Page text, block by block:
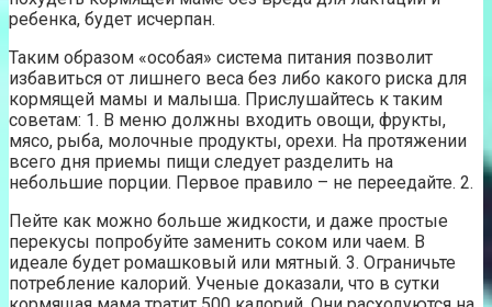
ребенка, будет исчерпан.
Таким образом «особая» система питания позволит
избавиться от лишнего веса без либо какого риска для
кормящей мамы и малыша. Прислушайтесь к таким
советам: 1. В меню должны входить овощи, фрукты,
мясо, рыба, молочные продукты, орехи. На протяжении
всего дня приемы пищи следует разделить на
небольшие порции. Первое правило – не переедайте. 2.
Пейте как можно больше жидкости, и даже простые
перекусы попробуйте заменить соком или чаем. В
идеале будет ромашковый или мятный. 3. Ограничьте
потребление калорий. Ученые доказали, что в сутки